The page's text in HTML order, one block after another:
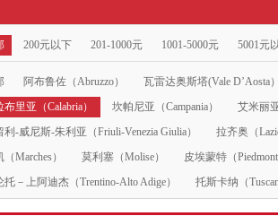
200元以下 201-1000元 1001-5000元 5001元
阿布鲁佐（Abruzzo）
瓦雷达奥斯塔(Vale D’Aosta
布里亚（Calabria）
坎帕尼亚（Campania）
艾米丽
利-威尼斯-朱利亚（Friuli-Venezia Giulia）
拉齐奥（
Marches）
莫利塞（Molise）
皮埃蒙特（
托－上阿迪杰（Trentino-Alto Adige）
托斯卡纳（